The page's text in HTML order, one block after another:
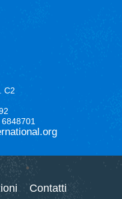
C2
Contatti